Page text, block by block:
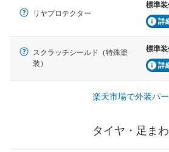
リヤプロテクター
標準
詳
スクラッチシールド（特殊塗
装）
標準
詳
楽天市場で外装パ
タイヤ・足ま